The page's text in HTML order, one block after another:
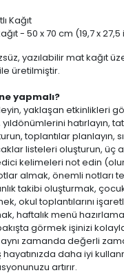
Kağıt
- 50 x 70 cm (19,7 x
yazılabilir mat kağıt
üretilmiştir.
yapmalı?
yaklaşan etkinlikleri
hatırlayın,
toplantılar planlayın,
listeleri oluşturun, üç
kelimeleri not edin
almak, önemli notları
takibi oluşturmak,
okul toplantılarını
haftalık menü
görmek işinizi
zamanda değerli
daha iyi
artırır.